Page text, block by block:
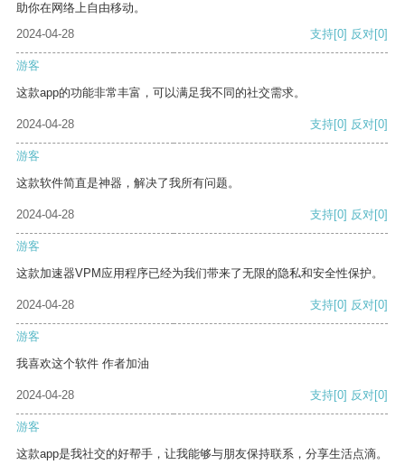
助你在网络上自由移动。
2024-04-28
支持[0] 反对[0]
游客
这款app的功能非常丰富，可以满足我不同的社交需求。
2024-04-28 支持[0] 反对[0]
游客
这款软件简直是神器，解决了我所有问题。
2024-04-28 支持[0] 反对[0]
游客
这款加速器VPM应用程序已经为我们带来了无限的隐私和安全性保护。
2024-04-28 支持[0] 反对[0]
游客
我喜欢这个软件 作者加油
2024-04-28 支持[0] 反对[0]
游客
这款app是我社交的好帮手，让我能够与朋友保持联系，分享生活点滴。